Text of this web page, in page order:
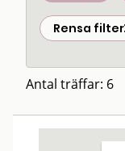
Rensa filter
Antal träffar: 6